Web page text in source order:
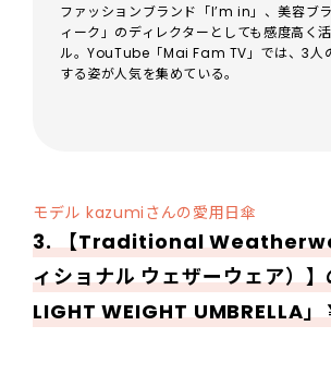
ファッションブランド「I’m in」、美容ブ
ィーク」のディレクターとしても感度高く
ル。YouTube「Mai Fam TV」では、3人
する姿が人気を集めている。
モデル kazumiさんの愛用日傘
3. 【Traditional
ィショナル ウェザーウェア）
LIGHT WEIGHT UMBRELLA」